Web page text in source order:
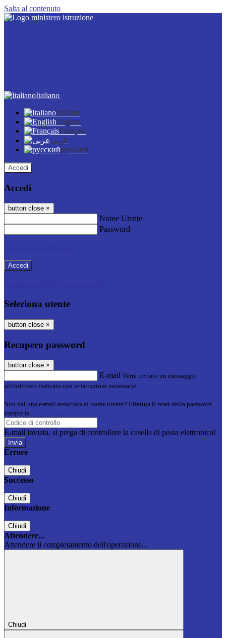
Salta al contenuto
Italiano
Italiano
English
Français
عربى
русский
Accedi
Accedi
button close ×
Nome Utente
Password
-
Seleziona utente
button close ×
Recupero password
button close ×
E-mail Verrà inviato un messaggio
all'indirizzo indicato con le istruzioni necessarie.
Non hai una e-mail associata al nome utente? Effettua il reset della password
tramite la
E-mail inviata, si prega di controllare la casella di posta elettronica!
Errore
Chiudi
Successo
Chiudi
Informazione
Chiudi
Attendere...
Attendere il completamento dell'operazione...
Chiudi